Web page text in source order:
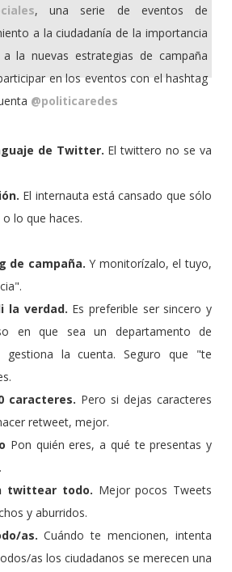
, una serie de eventos de
a la ciudadanía de la importancia
la nuevas estrategias de campaña
en los eventos con el hashtag
@politicaredes
de Twitter. El twittero no se va
El internauta está cansado que sólo
lo que haces.
de campaña. Y monitorízalo, el tuyo,
la verdad. Es preferible ser sincero y
en que sea un departamento de
gestiona la cuenta. Seguro que "te
caracteres. Pero si dejas caracteres
retweet, mejor.
Pon quién eres, a qué te presentas y
twittear todo. Mejor pocos Tweets
y aburridos.
as. Cuándo te mencionen, intenta
as los ciudadanos se merecen una